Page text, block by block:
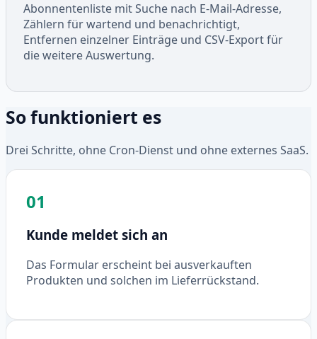
Abonnentenliste mit Suche nach E-Mail-Adresse,
Zählern für wartend und benachrichtigt,
Entfernen einzelner Einträge und CSV-Export für
die weitere Auswertung.
So funktioniert es
Drei Schritte, ohne Cron-Dienst und ohne externes SaaS.
01
Kunde meldet sich an
Das Formular erscheint bei ausverkauften
Produkten und solchen im Lieferrückstand.